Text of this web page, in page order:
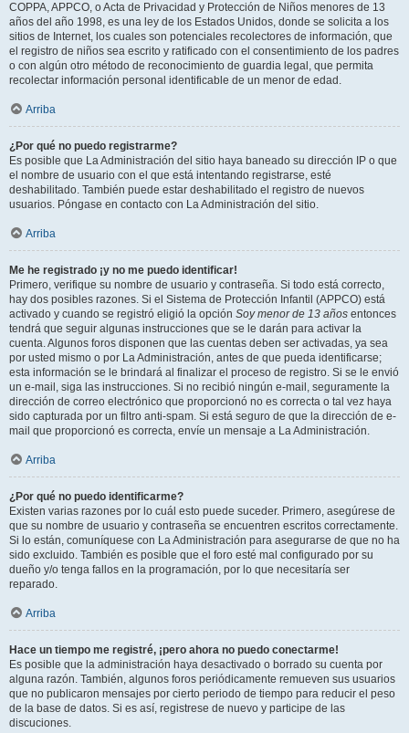
COPPA, APPCO, o Acta de Privacidad y Protección de Niños menores de 13
años del año 1998, es una ley de los Estados Unidos, donde se solicita a los
sitios de Internet, los cuales son potenciales recolectores de información, que
el registro de niños sea escrito y ratificado con el consentimiento de los padres
o con algún otro método de reconocimiento de guardia legal, que permita
recolectar información personal identificable de un menor de edad.
Arriba
¿Por qué no puedo registrarme?
Es posible que La Administración del sitio haya baneado su dirección IP o que
el nombre de usuario con el que está intentando registrarse, esté
deshabilitado. También puede estar deshabilitado el registro de nuevos
usuarios. Póngase en contacto con La Administración del sitio.
Arriba
Me he registrado ¡y no me puedo identificar!
Primero, verifique su nombre de usuario y contraseña. Si todo está correcto,
hay dos posibles razones. Si el Sistema de Protección Infantil (APPCO) está
activado y cuando se registró eligió la opción Soy menor de 13 años entonces
tendrá que seguir algunas instrucciones que se le darán para activar la
cuenta. Algunos foros disponen que las cuentas deben ser activadas, ya sea
por usted mismo o por La Administración, antes de que pueda identificarse;
esta información se le brindará al finalizar el proceso de registro. Si se le envió
un e-mail, siga las instrucciones. Si no recibió ningún e-mail, seguramente la
dirección de correo electrónico que proporcionó no es correcta o tal vez haya
sido capturada por un filtro anti-spam. Si está seguro de que la dirección de e-
mail que proporcionó es correcta, envíe un mensaje a La Administración.
Arriba
¿Por qué no puedo identificarme?
Existen varias razones por lo cuál esto puede suceder. Primero, asegúrese de
que su nombre de usuario y contraseña se encuentren escritos correctamente.
Si lo están, comuníquese con La Administración para asegurarse de que no ha
sido excluido. También es posible que el foro esté mal configurado por su
dueño y/o tenga fallos en la programación, por lo que necesitaría ser
reparado.
Arriba
Hace un tiempo me registré, ¡pero ahora no puedo conectarme!
Es posible que la administración haya desactivado o borrado su cuenta por
alguna razón. También, algunos foros periódicamente remueven sus usuarios
que no publicaron mensajes por cierto periodo de tiempo para reducir el peso
de la base de datos. Si es así, registrese de nuevo y participe de las
discuciones.